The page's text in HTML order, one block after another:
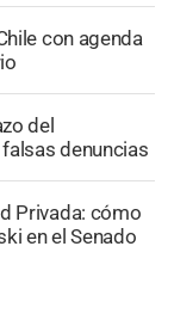
con agenda
del
denuncias
Privada: cómo
en el Senado